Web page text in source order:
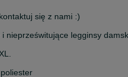
się z nami :)
nieprześwitujące legginsy